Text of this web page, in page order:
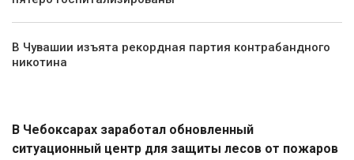
В Чувашии изъята рекордная партия контрабандного
никотина
В Чебоксарах заработал обновленный
ситуационный центр для защиты лесов от пожаров